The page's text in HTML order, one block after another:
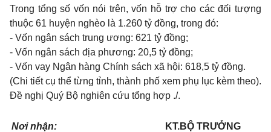
Trong tổng số vốn nói trên, vốn hỗ trợ cho các đối tượng
thuộc 61 huyện nghèo là 1.260 tỷ đồng, trong đó:
- Vốn ngân sách trung ương: 621 tỷ đồng;
- Vốn ngân sách địa phương: 20,5 tỷ đồng;
- Vốn vay Ngân hàng Chính sách xã hội: 618,5 tỷ đồng.
(Chi tiết cụ thể từng tỉnh, thành phố xem phụ lục kèm theo).
Đề nghị Quý Bộ nghiên cứu tổng hợp ./.
Nơi nhận:
KT.BỘ TRƯỞNG